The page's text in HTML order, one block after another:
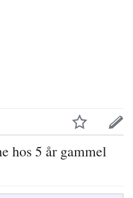
hos 5 år gammel